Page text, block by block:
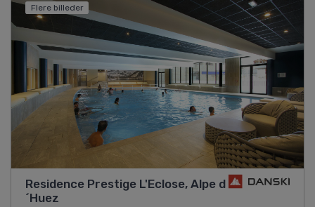
Flere billeder
Residence Prestige L'Eclose, Alpe d
´Huez